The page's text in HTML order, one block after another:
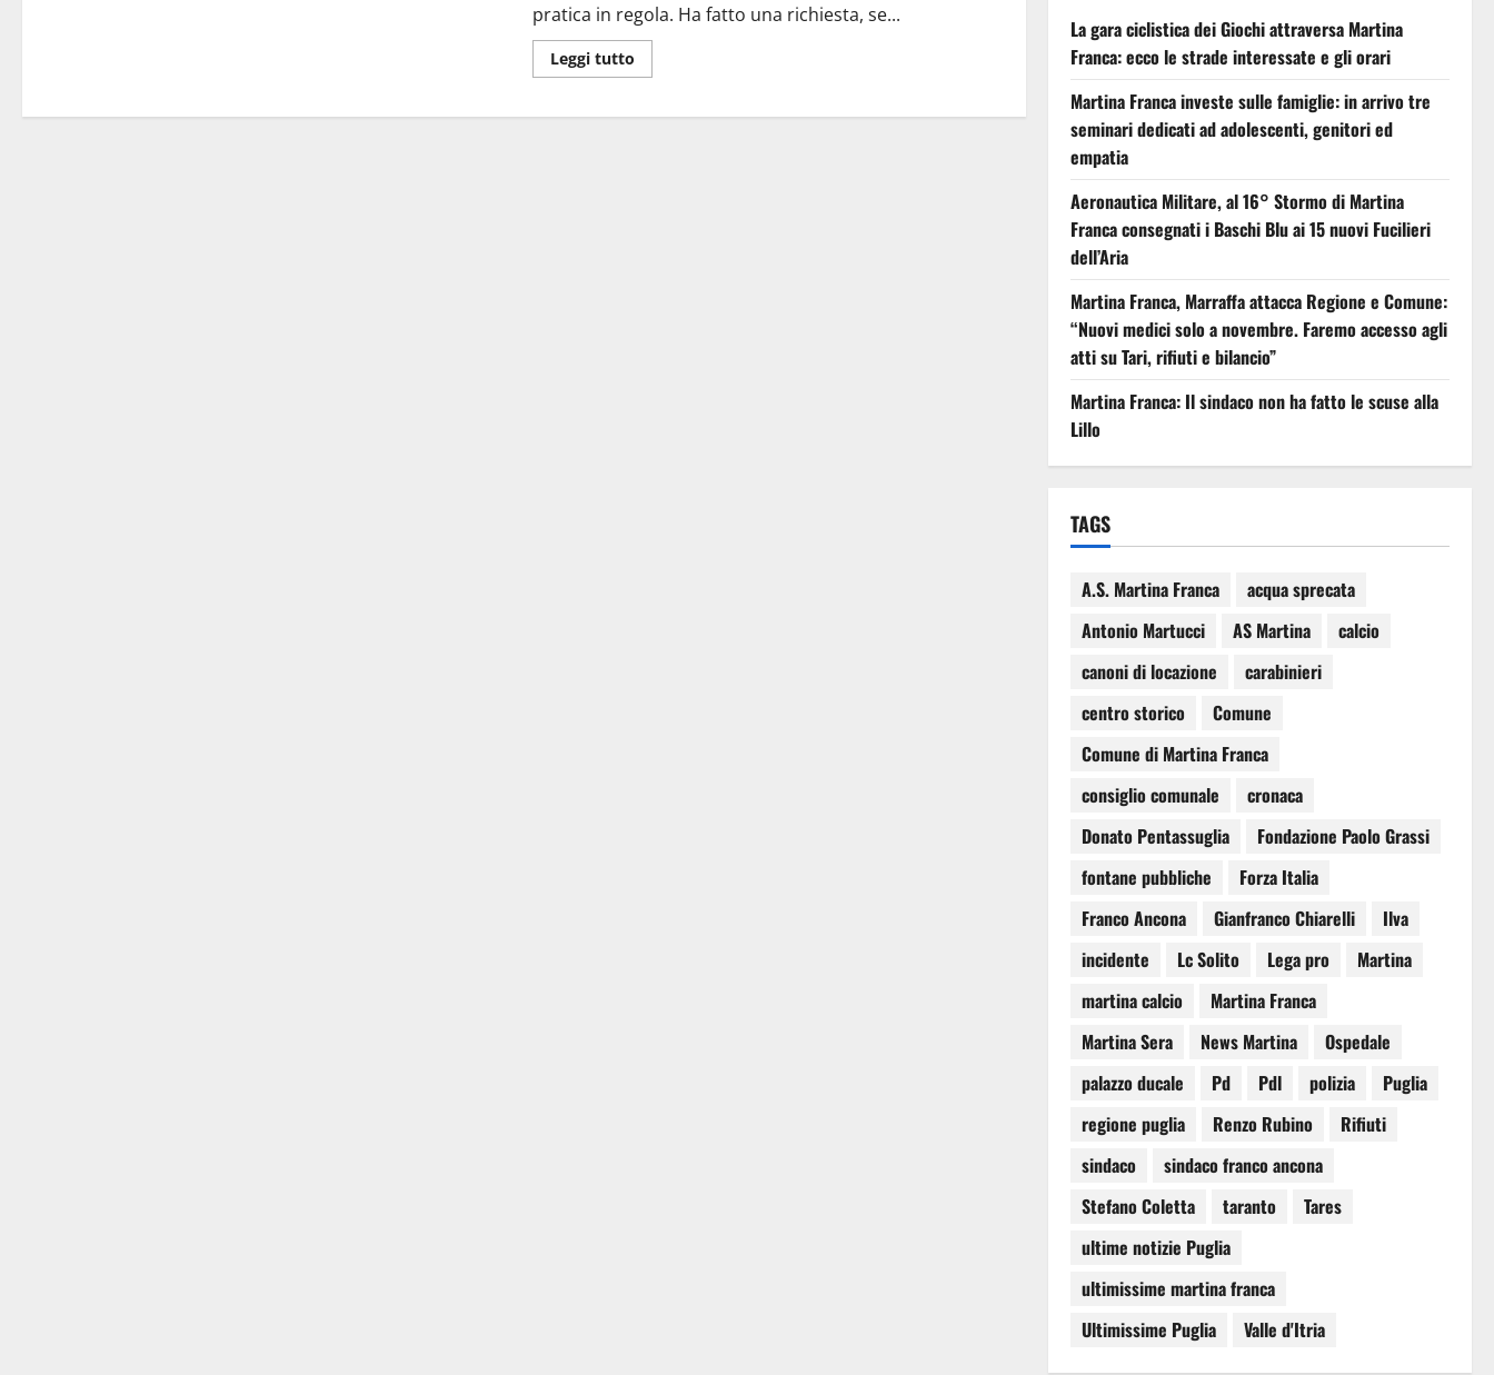
pratica in regola. Ha fatto una richiesta, se...
Leggi tutto
La gara ciclistica dei Giochi attraversa Martina
Franca: ecco le strade interessate e gli orari
Martina Franca investe sulle famiglie: in arrivo tre
seminari dedicati ad adolescenti, genitori ed
empatia
Aeronautica Militare, al 16° Stormo di Martina
Franca consegnati i Baschi Blu ai 15 nuovi Fucilieri
dell’Aria
Martina Franca, Marraffa attacca Regione e Comune:
“Nuovi medici solo a novembre. Faremo accesso agli
atti su Tari, rifiuti e bilancio”
Martina Franca: Il sindaco non ha fatto le scuse alla
Lillo
TAGS
A.S. Martina Franca
acqua sprecata
Antonio Martucci
AS Martina
calcio
canoni di locazione
carabinieri
centro storico
Comune
Comune di Martina Franca
consiglio comunale
cronaca
Donato Pentassuglia
Fondazione Paolo Grassi
fontane pubbliche
Forza Italia
Franco Ancona
Gianfranco Chiarelli
Ilva
incidente
Lc Solito Lega pro
Martina
martina calcio
Martina Franca
Martina Sera
News Martina
Ospedale
palazzo ducale
Pd Pdl polizia
Puglia
regione puglia
Renzo Rubino
Rifiuti
sindaco
sindaco franco ancona
Stefano Coletta
taranto
Tares
ultime notizie Puglia
ultimissime martina franca
Ultimissime Puglia
Valle d'Itria